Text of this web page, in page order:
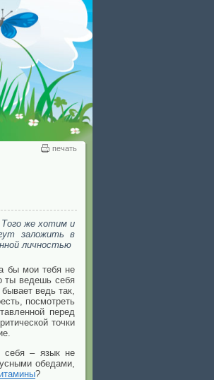
печать
же хотим и
заложить в
личностью
бы мои тебя не
ты ведешь себя
ведь так,
посмотреть
перед
точки
себя – язык не
обедами,
?